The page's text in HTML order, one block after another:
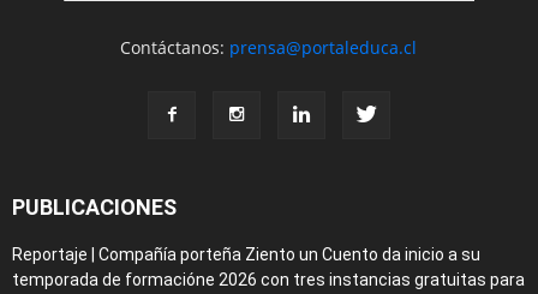
Contáctanos: prensa@portaleduca.cl
PUBLICACIONES
Reportaje | Compañía porteña Ziento un Cuento da inicio a su
temporada de formacióne 2026 con tres instancias gratuitas para